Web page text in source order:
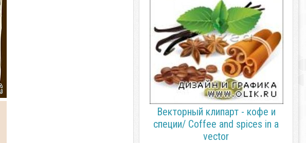
Векторный клипарт - кофе и
специи/ Coffee and spices in a
vector